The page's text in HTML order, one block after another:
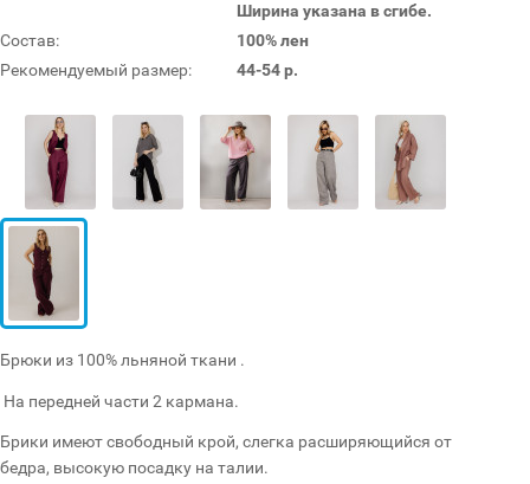
Ширина указана в сгибе.
Состав:
100% лен
Рекомендуемый размер:
44-54 р.
Брюки из 100% льняной ткани .
На передней части 2 кармана.
Брики имеют свободный крой, слегка расширяющийся от
бедра, высокую посадку на талии.